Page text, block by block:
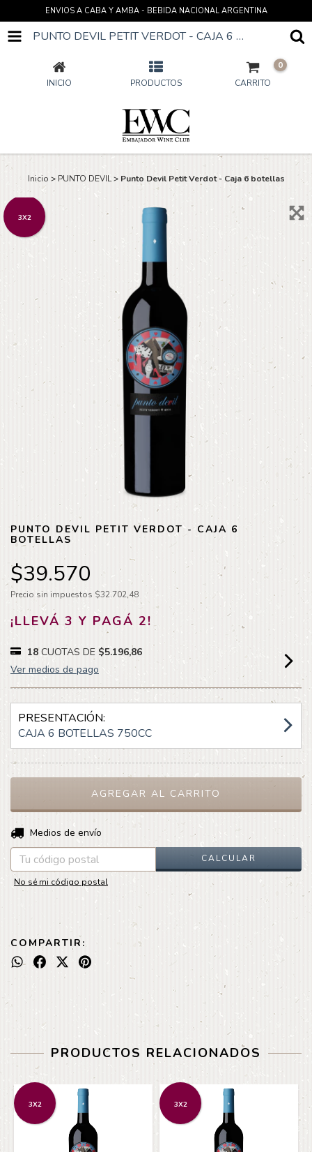
ENVIOS A CABA Y AMBA - BEBIDA NACIONAL ARGENTINA
PUNTO DEVIL PETIT VERDOT - CAJA 6 BOTELLAS
INICIO PRODUCTOS CARRITO
0
Inicio > PUNTO DEVIL > Punto Devil Petit Verdot - Caja 6 botellas
3X2
PUNTO DEVIL PETIT VERDOT - CAJA 6
BOTELLAS
$39.570
Precio sin impuestos $32.702,48
¡LLEVÁ 3 Y PAGÁ 2!
18 CUOTAS DE $5.196,86
Ver medios de pago
PRESENTACIÓN:
CAJA 6 BOTELLAS 750CC
Entregas para el CP:
Medios de envío
CALCULAR
No sé mi código postal
COMPARTIR:
PRODUCTOS RELACIONADOS
3X2 3X2